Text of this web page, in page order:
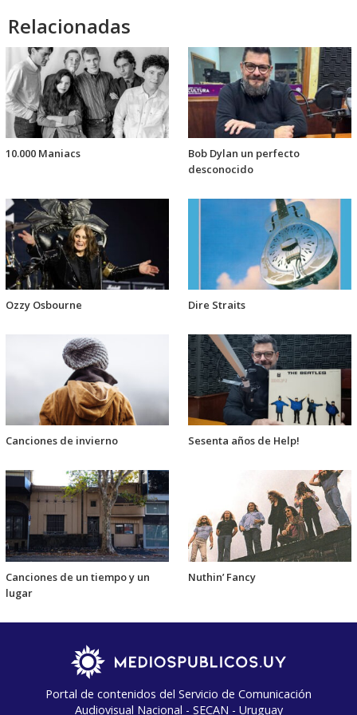
Relacionadas
10.000 Maniacs
Bob Dylan un perfecto
desconocido
Ozzy Osbourne Dire Straits
Canciones de invierno Sesenta años de Help!
Canciones de un tiempo y un
lugar
Nuthin’ Fancy
Portal de contenidos del Servicio de Comunicación
Audiovisual Nacional - SECAN - Uruguay